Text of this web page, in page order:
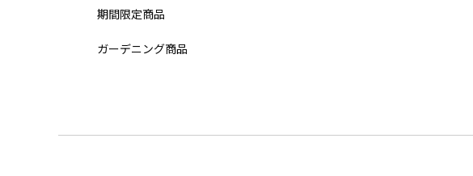
期間限定商品
ガーデニング商品